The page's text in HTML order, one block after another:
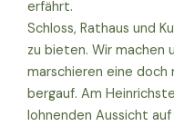
erfährt.
Schloss, Rathaus und
zu bieten. Wir machen
marschieren eine
bergauf. Am
lohnenden Aussicht